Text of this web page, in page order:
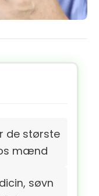
de største
mænd
søvn